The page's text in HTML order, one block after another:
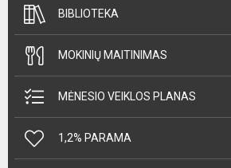
BIBLIOTEKA
MOKINIŲ MAITINIMAS
MĖNESIO VEIKLOS PLANAS
1,2% PARAMA